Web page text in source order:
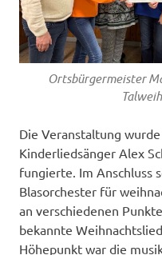
Ortsbürgermeister
Die Veranstaltung
Kinderliedsänger Alex
fungierte. Im Anschluss
Blasorchester für
an verschiedenen
bekannte
Höhepunkt war die